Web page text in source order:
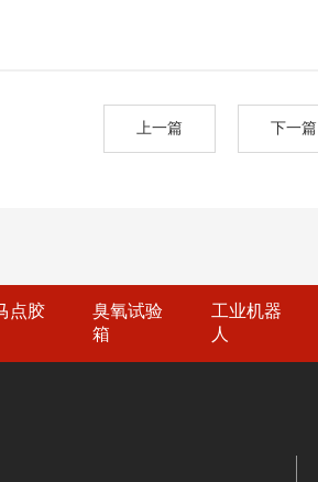
上一篇 下一篇
点胶
臭氧试验
箱
工业机器
人